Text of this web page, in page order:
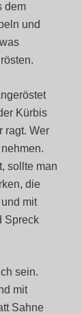
dem
und
Kürbis
ragt. Wer
sollte man
die
mit
Spreck
sein.
mit
Sahne